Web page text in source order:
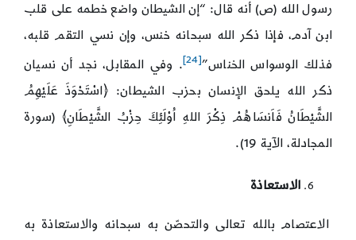
رسول الله (ص) أنه قال: “إن الشيطان واضع خطمه على قلب
ابن آدم، فإذا ذكر الله سبحانه خنس، وإن نسي التقم قلبه،
فذلك الوسواس الخناس”[24]
. وفي المقابل، نجد أن نسيان
ذكر الله يلحق الإنسان بحزب الشيطان: ﴿اسْتَحْوَذَ عَلَيْهِمُ
الشَّيْطَانُ فَاَنسَاهُمْ ذِكْرَ اللهِ اُوْلَئِكَ حِزْبُ الشَّيْطَانِ﴾ (سورة
المجادلة، الآية 19).
الاستعاذة
الاعتصام بالله تعالى والتحصّن به سبحانه والاستعاذة به